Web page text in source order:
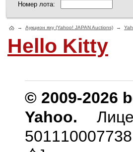
Номер лота:
→ Аукцион яху (Yahoo! JAPAN Auctions) →
Hello Kitty
© 2009-2026
Yahoo.